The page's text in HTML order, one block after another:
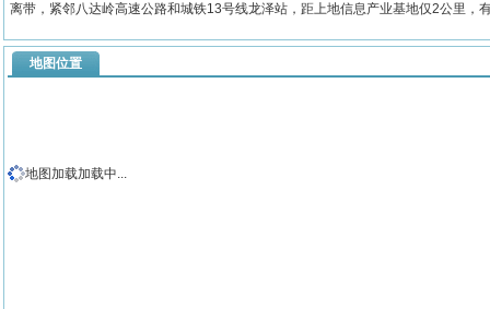
离带，紧邻八达岭高速公路和城铁13号线龙泽站，距上地信息产业基地仅2公里，
地图位置
地图加载加载中...